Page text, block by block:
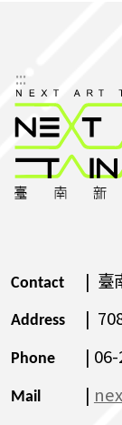
:::
Contact | 臺
Address |
Phone |
Mail |